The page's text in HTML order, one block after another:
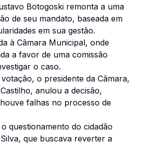
Botogoski remonta a uma
de seu mandato, baseada em
em sua gestão.
à Câmara Municipal, onde
a favor de uma comissão
o caso.
o presidente da Câmara,
anulou a decisão,
falhas no processo de
questionamento do cidadão
que buscava reverter a